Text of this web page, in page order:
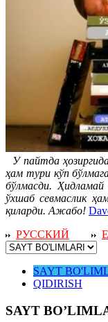
У пайтда
ҳам тури кўп
бўлмасди.
ўхшаб севмаслик
қиларди. Ажабо!
РУССКИЙ
SAYT
QIDIRISH
SAYT